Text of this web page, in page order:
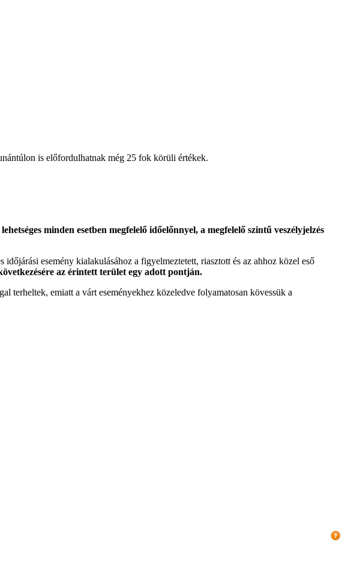
is előfordulhatnak még 25 fok körüli értékek.
minden esetben megfelelő időelőnnyel, a megfelelő szintű veszélyjelzés
esemény kialakulásához a figyelmeztetett, riasztott és az ahhoz közel eső
az érintett terület egy adott pontján.
terheltek, emiatt a várt eseményekhez közeledve folyamatosan kövessük a